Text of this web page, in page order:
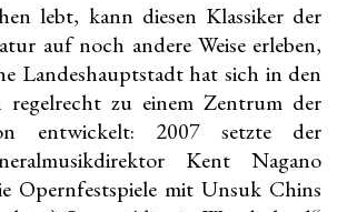
lebt, kann diesen Klassiker der
auf noch andere Weise erleben,
Landeshauptstadt hat sich in den
regelrecht zu einem Zentrum der
entwickelt: 2007 setzte der
Kent Nagano
Opernfestspiele mit Unsuk Chins